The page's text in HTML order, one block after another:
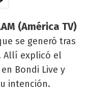
(América TV)
se generó tras
Allí explicó el
Bondi Live y
intención.